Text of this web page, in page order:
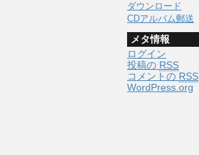
ダウンロード
CDアルバム郵送
メタ情報
ログイン
投稿の RSS
コメントの RSS
WordPress.org